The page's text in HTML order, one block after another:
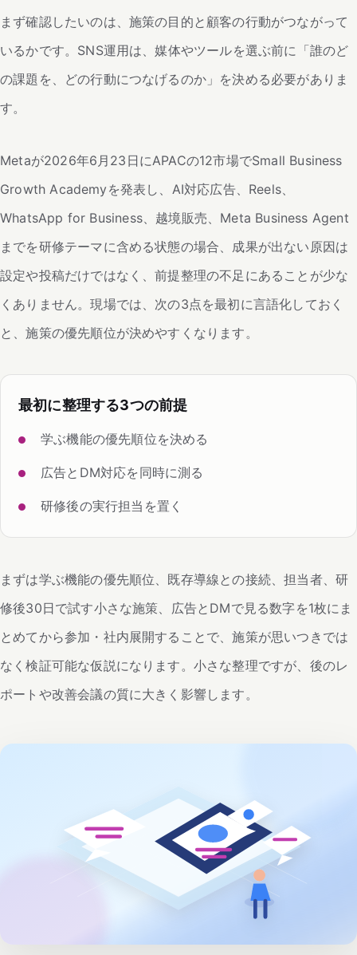
まず確認したいのは、施策の目的と顧客の行動がつながって
いるかです。SNS運用は、媒体やツールを選ぶ前に「誰のど
の課題を、どの行動につなげるのか」を決める必要がありま
す。
Metaが2026年6月23日にAPACの12市場でSmall Business
Growth Academyを発表し、AI対応広告、Reels、
WhatsApp for Business、越境販売、Meta Business Agent
までを研修テーマに含める状態の場合、成果が出ない原因は
設定や投稿だけではなく、前提整理の不足にあることが少な
くありません。現場では、次の3点を最初に言語化しておく
と、施策の優先順位が決めやすくなります。
最初に整理する3つの前提
学ぶ機能の優先順位を決める
広告とDM対応を同時に測る
研修後の実行担当を置く
まずは学ぶ機能の優先順位、既存導線との接続、担当者、研
修後30日で試す小さな施策、広告とDMで見る数字を1枚にま
とめてから参加・社内展開することで、施策が思いつきでは
なく検証可能な仮説になります。小さな整理ですが、後のレ
ポートや改善会議の質に大きく影響します。